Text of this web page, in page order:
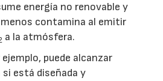
energía no renovable y
contamina al emitir
a la atmósfera.
puede alcanzar
está diseñada y